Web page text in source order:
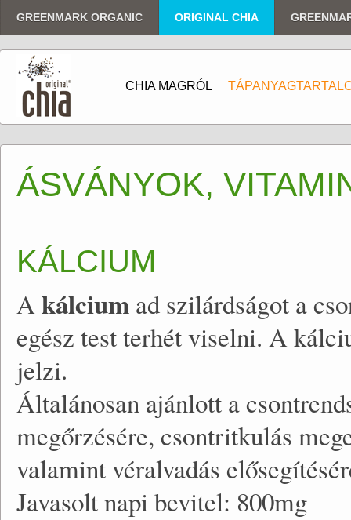
GREENMARK ORGANIC ORIGINAL CHIA
CHIA MAGRÓL
ÁSVÁNYOK,
KÁLCIUM
Akálcium ad szilárdságot a
egész test terhét viselni. A
jelzi.
Általánosan ajánlott a
megőrzésére, csontritkulás
valamint véralvadás
Javasolt napi bevitel: 800mg